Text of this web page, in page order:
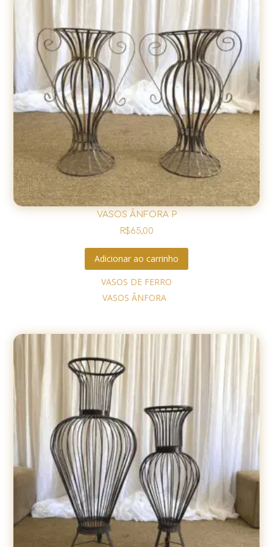
VASOS ÂNFORA P
R$65,00
Adicionar ao carrinho
VASOS DE FERRO
VASOS ÂNFORA